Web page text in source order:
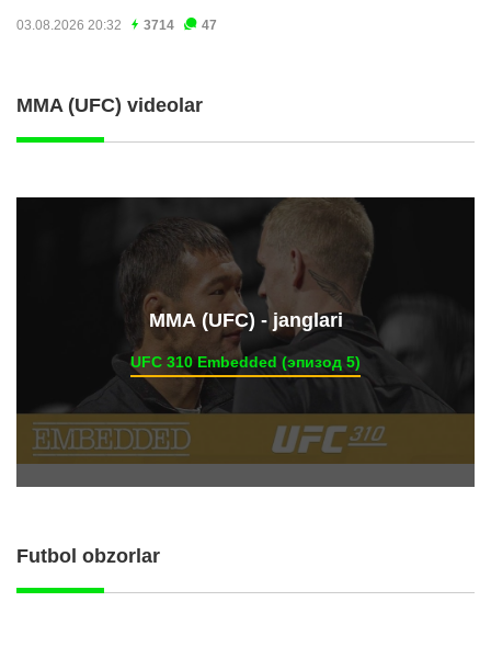
03.08.2026 20:32 3714 47
MMA (UFC) videolar
ММА (UFC) - janglari
UFC 310 Embedded (эпизод 5)
Futbol obzorlar